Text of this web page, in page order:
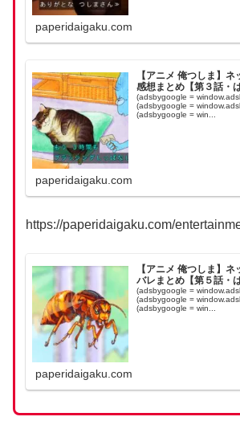
paperidaigaku.com
【アニメ 俺つしま】
感想まとめ【第３話・
(adsbygoogle =
(adsbygoogle =
(adsbygoogle = win...
paperidaigaku.com
https://paperidaigaku.com/
【アニメ 俺つしま】
バレまとめ【第５話・
(adsbygoogle =
(adsbygoogle =
(adsbygoogle = win...
paperidaigaku.com